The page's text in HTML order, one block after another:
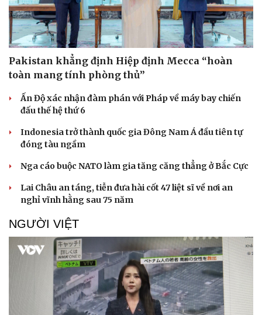
Doanh nghiệp
Thông tin doanh nghiệp
Doanh nghiệp 24h
Doanh nhân
Vì cộng đồng
Công nghệ
Sành điệu
Trải nghiệm
Pakistan khẳng định Hiệp định Mecca “hoàn
toàn mang tính phòng thủ”
Ấn Độ xác nhận đàm phán với Pháp về máy bay chiến
đấu thế hệ thứ 6
Indonesia trở thành quốc gia Đông Nam Á đầu tiên tự
đóng tàu ngầm
Nga cáo buộc NATO làm gia tăng căng thẳng ở Bắc Cực
Lai Châu an táng, tiễn đưa hài cốt 47 liệt sĩ về nơi an
nghỉ vĩnh hằng sau 75 năm
NGƯỜI VIỆT